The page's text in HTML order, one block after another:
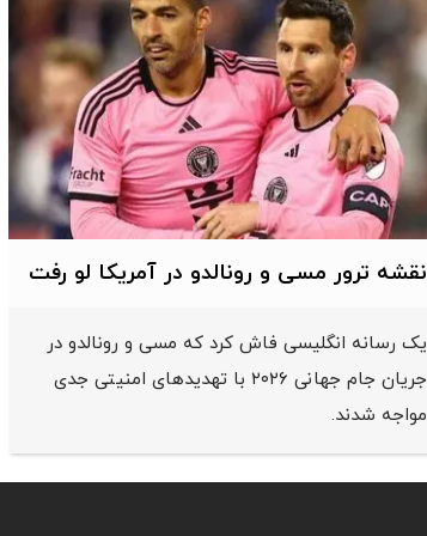
نقشه ترور مسی و رونالدو در آمریکا لو رفت
یک رسانه انگلیسی فاش کرد که مسی و رونالدو در
جریان جام جهانی ۲۰۲۶ با تهدیدهای امنیتی جدی
مواجه شدند.